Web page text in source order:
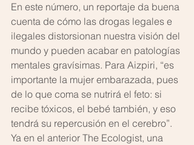
En este número, un reportaje da buena
cuenta de cómo las drogas legales e
ilegales distorsionan nuestra visión del
mundo y pueden acabar en patologías
mentales gravísimas. Para Aizpiri, “es
importante la mujer embarazada, pues
de lo que coma se nutrirá el feto: si
recibe tóxicos, el bebé también, y eso
tendrá su repercusión en el cerebro”.
Ya en el anterior The Ecologist, una